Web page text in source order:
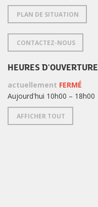
PLAN DE SITUATION
CONTACTEZ-NOUS
HEURES D'OUVERTURE
actuellement FERMÉ
Aujourd'hui 10h00 – 18h00
AFFICHER TOUT